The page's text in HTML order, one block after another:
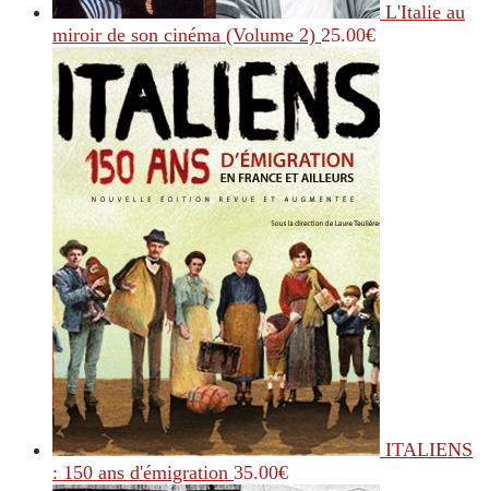
L'Italie au
miroir de son cinéma (Volume 2) 25.00€
ITALIENS
: 150 ans d'émigration 35.00€